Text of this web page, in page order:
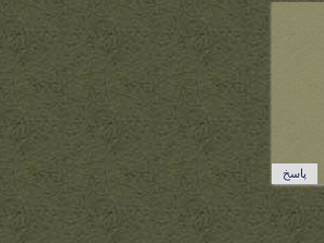
پاسخ